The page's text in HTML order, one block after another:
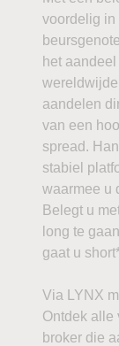
voordelig in
het
aandelen
van een
spread.
stabiel
waarmee u
Belegt u
long te
gaat u
Via LYNX
Ontdek alle
broker die